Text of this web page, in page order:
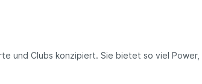
Clubs konzipiert. Sie bietet so viel Power,